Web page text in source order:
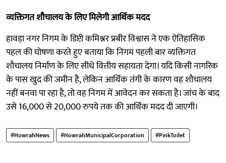
व्यक्तिगत शौचालय के लिए मिलेगी आर्थिक मदद
हावड़ा नगर निगम के डिप्टी कमिश्नर प्रबीर विश्वास ने एक ऐतिहासिक
पहल की घोषणा करते हुए बताया कि निगम पहली बार व्यक्तिगत
शौचालय निर्माण के लिए सीधे वित्तीय सहायता देगा। यदि किसी नागरिक
के पास खुद की जमीन है, लेकिन आर्थिक तंगी के कारण वह शौचालय
नहीं बनवा पा रहा है, तो वह निगम में आवेदन कर सकता है। जांच के बाद
उसे 16,000 से 20,000 रुपये तक की आर्थिक मदद दी जाएगी।
#HowrahNews #HowrahMunicipalCorporation #PinkToilet